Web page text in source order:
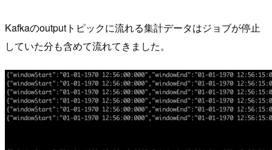
Kafkaのoutputトピックに流れる集計データはジョブが停止
していた分も含めて流れてきました。